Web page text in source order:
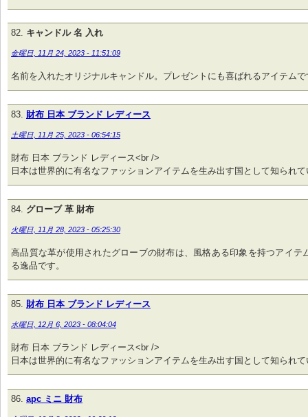
キャンドル 名 入れ
金曜日, 11月 24, 2023 - 11:51:09
名前を入れたオリジナルキャンドル。プレゼントにも喜ばれるアイテムで
財布 日本 ブランド レディース
土曜日, 11月 25, 2023 - 06:54:15
財布 日本 ブランド レディース<br />
日本は世界的に有名なファッションアイテムを生み出す国として知られ
グローブ 革 財布
火曜日, 11月 28, 2023 - 05:25:30
高品質な革が使用されたグローブの財布は、風格ある印象を持つアイテ
る逸品です。
財布 日本 ブランド レディース
水曜日, 12月 6, 2023 - 08:04:04
財布 日本 ブランド レディース<br />
日本は世界的に有名なファッションアイテムを生み出す国として知られ
apc ミニ 財布